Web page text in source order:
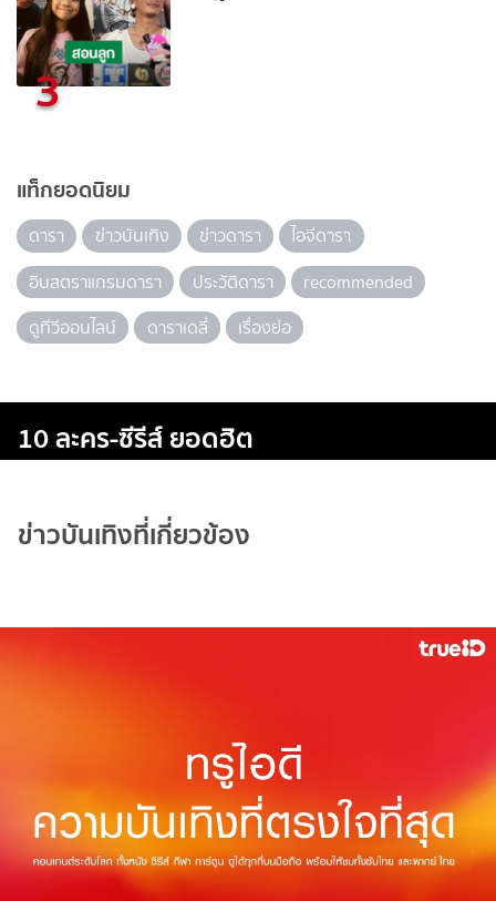
3
แท็กยอดนิยม
ดารา ข่าวบันเทิง ข่าวดารา
ไอจีดารา
อินสตราแกรมดารา
ประวัติดารา
recommended
ดูทีวีออนไลน์
ดาราเดลี่ เรื่องย่อ
10 ละคร-ซีรีส์ ยอดฮิต
ข่าวบันเทิงที่เกี่ยวข้อง